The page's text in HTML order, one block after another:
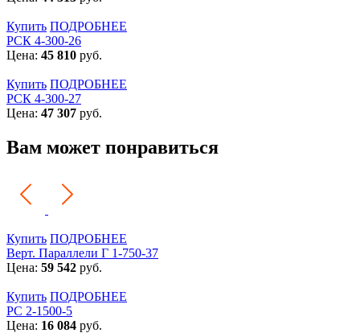
Купить ПОДРОБНЕЕ
РСК 4-300-26
Цена: 45 810 руб.
Купить ПОДРОБНЕЕ
РСК 4-300-27
Цена: 47 307 руб.
Вам может понравиться
Купить ПОДРОБНЕЕ
Верт. Параллели Г 1-750-37
Цена: 59 542 руб.
Купить ПОДРОБНЕЕ
РС 2-1500-5
Цена: 16 084 руб.